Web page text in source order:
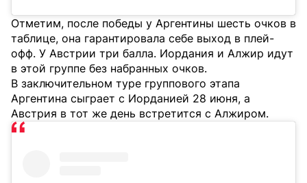
Отметим, после победы у Аргентины шесть очков в
таблице, она гарантировала себе выход в плей-
офф. У Австрии три балла. Иордания и Алжир идут
в этой группе без набранных очков.
В заключительном туре группового этапа
Аргентина сыграет с Иорданией 28 июня, а
Австрия в тот же день встретится с Алжиром.